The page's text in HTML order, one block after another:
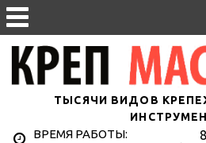
ТЫСЯЧИ ВИДОВ
ВРЕМЯ РАБОТЫ: